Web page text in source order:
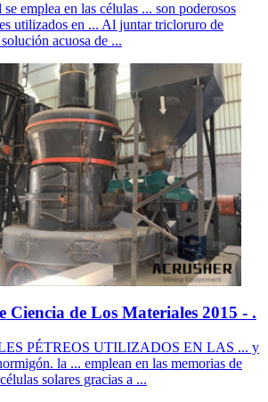
emplea en las células ... son poderosos
utilizados en ... Al juntar tricloruro de
acuosa de ...
Ciencia de Los Materiales 2015 - .
PÉTREOS UTILIZADOS EN LAS ... y
la ... emplean en las memorias de
solares gracias a ...